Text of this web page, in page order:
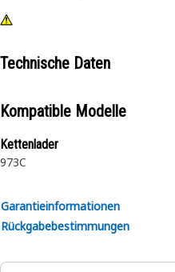
Technische Daten
Kompatible Modelle
Kettenlader
973C
Garantieinformationen
Rückgabebestimmungen